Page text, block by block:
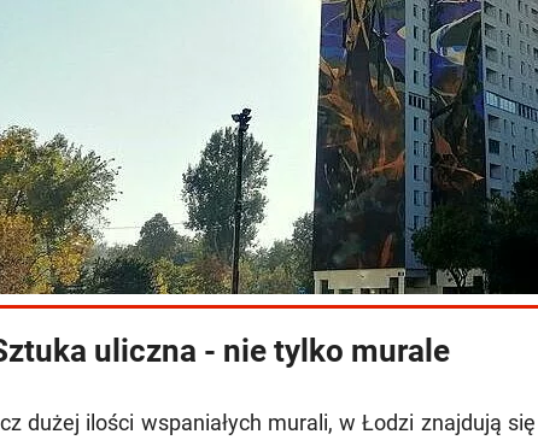
uliczna - nie tylko murale
dużej ilości wspaniałych murali, w Łodzi znajdują